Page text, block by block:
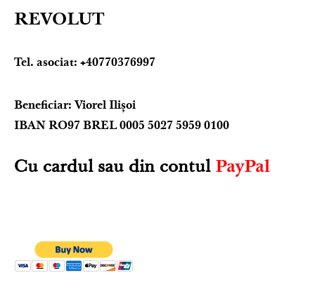
REVOLUT
Tel. asociat: +40770376997
Beneficiar: Viorel Ilișoi
IBAN RO97 BREL 0005 5027 5959 0100
Cu cardul sau din contul PayPal